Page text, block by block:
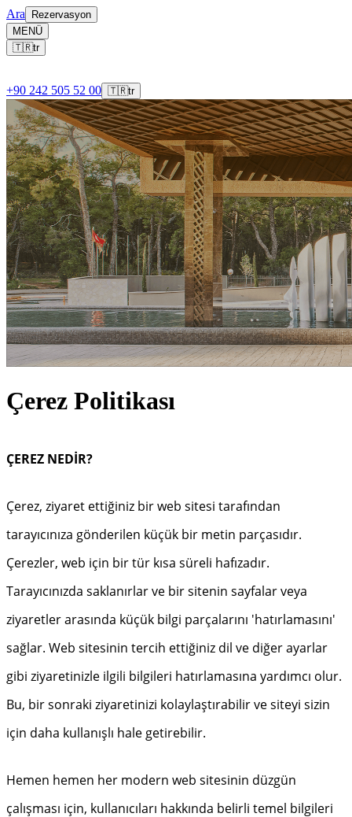
Ara
Rezervasyon
MENÜ
🇹🇷tr
+90 242 505 52 00 🇹🇷tr
Çerez Politikası
ÇEREZ NEDİR?
Çerez, ziyaret ettiğiniz bir web sitesi tarafından
tarayıcınıza gönderilen küçük bir metin parçasıdır.
Çerezler, web için bir tür kısa süreli hafızadır.
Tarayıcınızda saklanırlar ve bir sitenin sayfalar veya
ziyaretler arasında küçük bilgi parçalarını 'hatırlamasını'
sağlar. Web sitesinin tercih ettiğiniz dil ve diğer ayarlar
gibi ziyaretinizle ilgili bilgileri hatırlamasına yardımcı olur.
Bu, bir sonraki ziyaretinizi kolaylaştırabilir ve siteyi sizin
için daha kullanışlı hale getirebilir.
Hemen hemen her modern web sitesinin düzgün
çalışması için, kullanıcıları hakkında belirli temel bilgileri